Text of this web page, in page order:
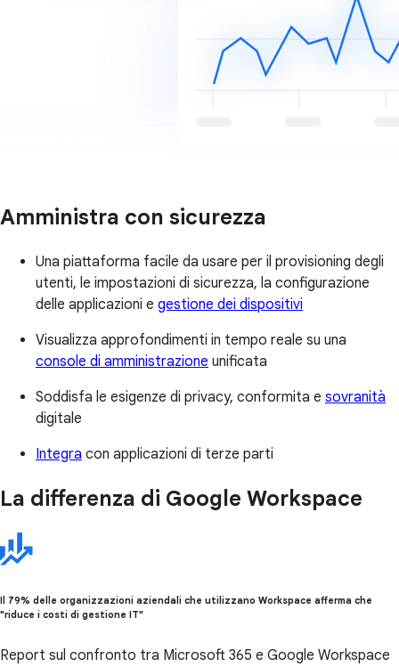
Amministra con sicurezza
Una piattaforma facile da usare per il provisioning degli
utenti, le impostazioni di sicurezza, la configurazione
delle applicazioni e gestione dei dispositivi
Visualizza approfondimenti in tempo reale su una
console di amministrazione unificata
Soddisfa le esigenze di privacy, conformita e sovranità
digitale
Integra con applicazioni di terze parti
La differenza di Google Workspace
Il 79% delle organizzazioni aziendali che utilizzano Workspace afferma che
"riduce i costi di gestione IT"
Report sul confronto tra Microsoft 365 e Google Workspace